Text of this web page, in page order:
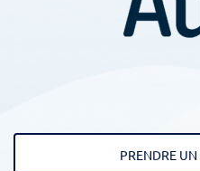
PRENDRE